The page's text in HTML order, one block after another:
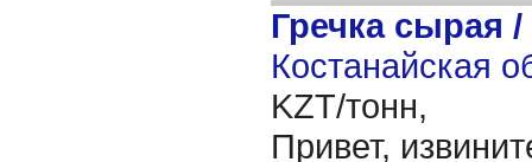
Гречка сырая /
Костанайская
KZT/тонн,
Привет,